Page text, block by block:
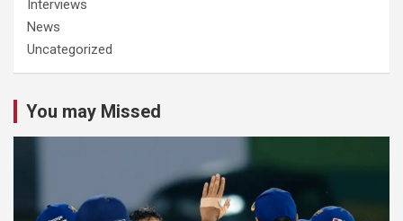
Interviews
News
Uncategorized
You may Missed